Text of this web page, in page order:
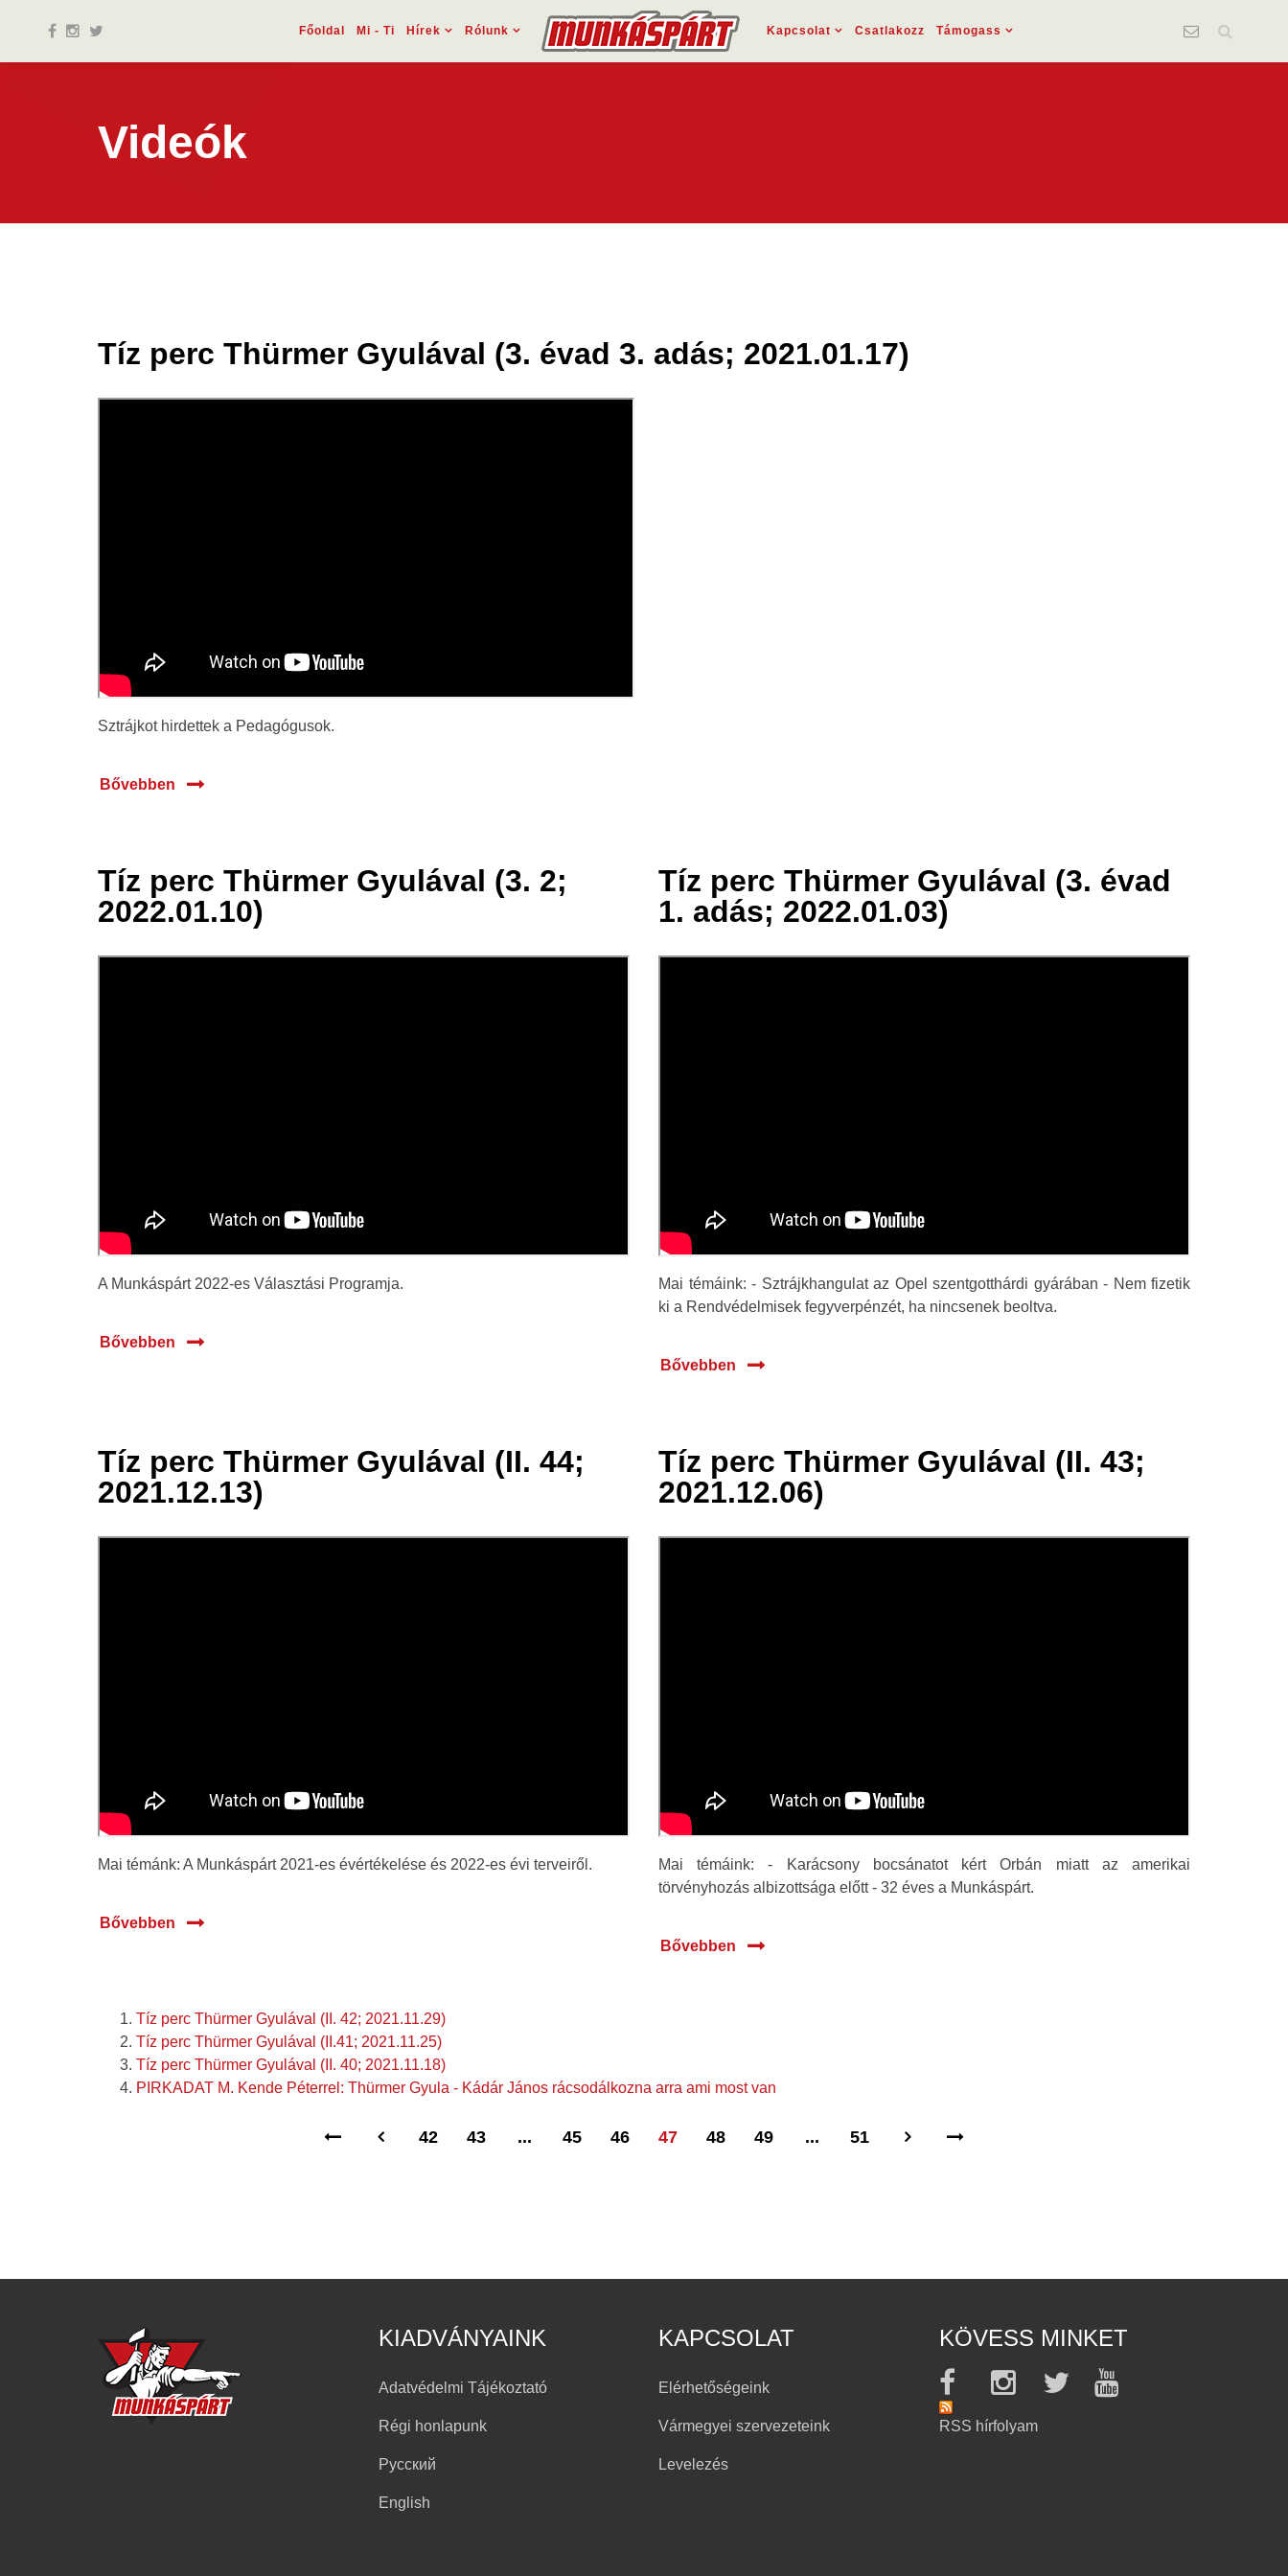
Főoldal Mi - Ti Hírek Rólunk Kapcsolat Csatlakozz Támogass
Videók
17 jan.
2022
Tíz perc Thürmer Gyulával (3. évad 3. adás; 2021.01.17)
Sztrájkot hirdettek a Pedagógusok.
Bővebben
11 jan.
2022
Tíz perc Thürmer Gyulával (3. 2;
2022.01.10)
A Munkáspárt 2022-es Választási Programja.
Bővebben
04 jan.
2022
Tíz perc Thürmer Gyulával (3. évad
1. adás; 2022.01.03)
Mai témáink: - Sztrájkhangulat az Opel szentgotthárdi gyárában - Nem fizetik
ki a Rendvédelmisek fegyverpénzét, ha nincsenek beoltva.
Bővebben
14 dec.
2021
Tíz perc Thürmer Gyulával (II. 44;
2021.12.13)
Mai témánk: A Munkáspárt 2021-es évértékelése és 2022-es évi terveiről.
Bővebben
07 dec.
2021
Tíz perc Thürmer Gyulával (II. 43;
2021.12.06)
Mai témáink: - Karácsony bocsánatot kért Orbán miatt az amerikai
törvényhozás albizottsága előtt - 32 éves a Munkáspárt.
Bővebben
Tíz perc Thürmer Gyulával (II. 42; 2021.11.29)
Tíz perc Thürmer Gyulával (II.41; 2021.11.25)
Tíz perc Thürmer Gyulával (II. 40; 2021.11.18)
PIRKADAT M. Kende Péterrel: Thürmer Gyula - Kádár János rácsodálkozna arra ami most van
42 43 ... 45 46 47 48 49 ... 51
KIADVÁNYAINK
Adatvédelmi Tájékoztató
Régi honlapunk
Русский
English
KAPCSOLAT
Elérhetőségeink
Vármegyei szervezeteink
Levelezés
KÖVESS MINKET
RSS hírfolyam